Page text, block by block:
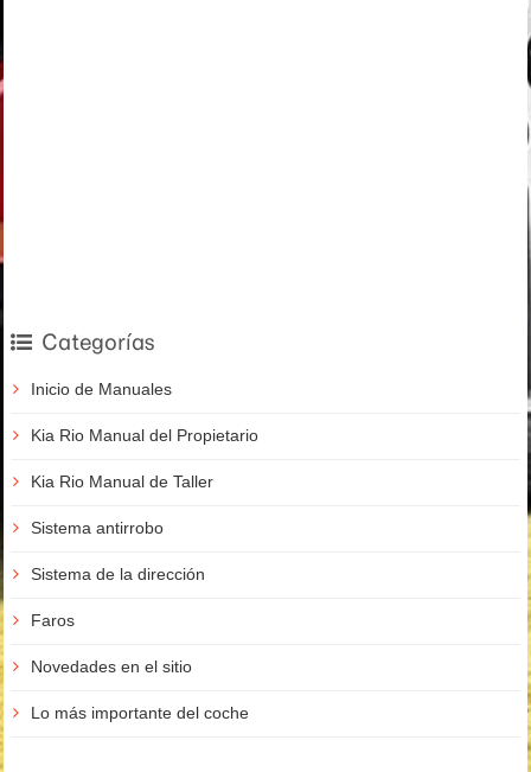
Categorías
Inicio de Manuales
Kia Rio Manual del Propietario
Kia Rio Manual de Taller
Sistema antirrobo
Sistema de la dirección
Faros
Novedades en el sitio
Lo más importante del coche